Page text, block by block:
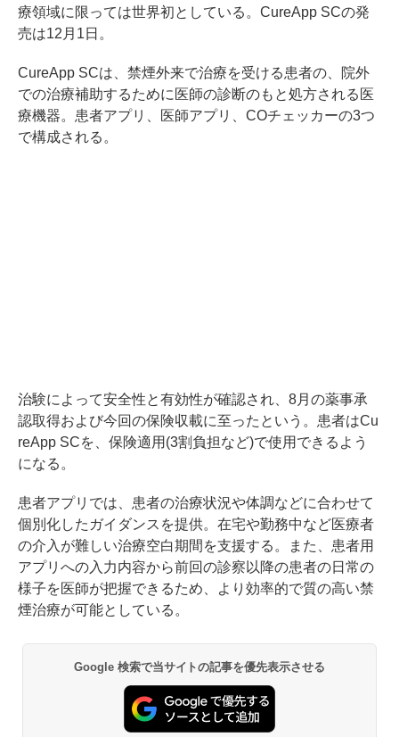
療領域に限っては世界初としている。CureApp SCの発
売は12月1日。
CureApp SCは、禁煙外来で治療を受ける患者の、院外
での治療補助するために医師の診断のもと処方される医
療機器。患者アプリ、医師アプリ、COチェッカーの3つ
で構成される。
治験によって安全性と有効性が確認され、8月の薬事承
認取得および今回の保険収載に至ったという。患者はCu
reApp SCを、保険適用(3割負担など)で使用できるよう
になる。
患者アプリでは、患者の治療状況や体調などに合わせて
個別化したガイダンスを提供。在宅や勤務中など医療者
の介入が難しい治療空白期間を支援する。また、患者用
アプリへの入力内容から前回の診察以降の患者の日常の
様子を医師が把握できるため、より効率的で質の高い禁
煙治療が可能としている。
Google 検索で当サイトの記事を優先表示させる